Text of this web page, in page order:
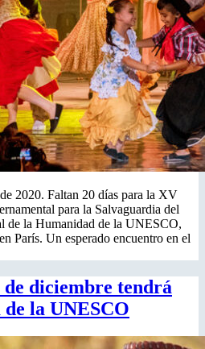
2020. Faltan 20 días para la XV
para la Salvaguardia del
de la Humanidad de la UNESCO,
París. Un esperado encuentro en el
diciembre tendrá
la UNESCO